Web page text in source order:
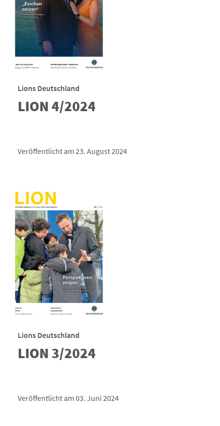
Lions Deutschland
LION 4/2024
Veröffentlicht am 23. August 2024
Lions Deutschland
LION 3/2024
Veröffentlicht am 03. Juni 2024